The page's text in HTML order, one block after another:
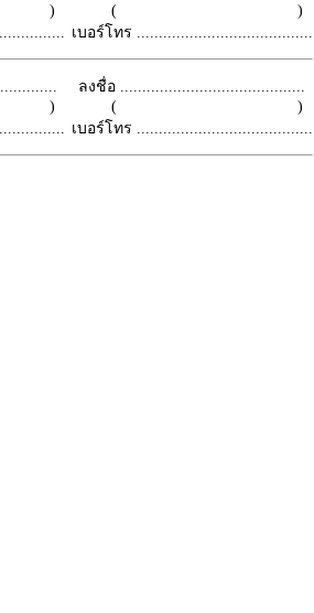
( )
เบอร์โทร ........................................
ลงชื่อ ..........................................
( )
เบอร์โทร ........................................